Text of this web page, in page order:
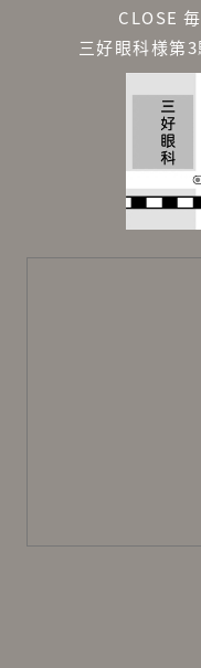
CLOSE
三好眼科様第